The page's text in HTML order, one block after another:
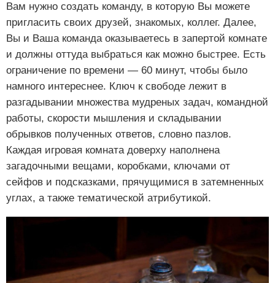
Вам нужно создать команду, в которую Вы можете
пригласить своих друзей, знакомых, коллег. Далее,
Вы и Ваша команда оказываетесь в запертой комнате
и должны оттуда выбраться как можно быстрее. Есть
ограничение по времени — 60 минут, чтобы было
намного интереснее. Ключ к свободе лежит в
разгадывании множества мудреных задач, командной
работы, скорости мышления и складывании
обрывков полученных ответов, словно пазлов.
Каждая игровая комната доверху наполнена
загадочными вещами, коробками, ключами от
сейфов и подсказками, прячущимися в затемненных
углах, а также тематической атрибутикой.